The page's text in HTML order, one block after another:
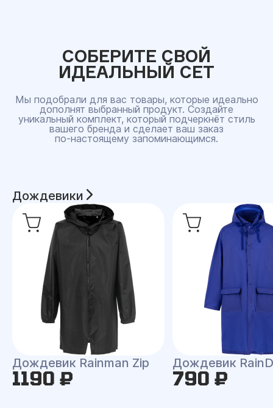
СОБЕРИТЕ СВОЙ
ИДЕАЛЬНЫЙ СЕТ
Мы подобрали для вас товары, которые идеально
дополнят выбранный продукт. Создайте
уникальный комплект, который подчеркнёт стиль
вашего бренда и сделает ваш заказ
по‑настоящему запоминающимся.
Дождевики
Дождевик Rainman Zip
1190 ₽
Дождевик
790 ₽